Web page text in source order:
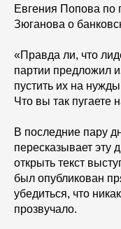
Евгения Попова по
Зюганова о
«Правда ли, что
партии предложил
пустить их на
Что вы так пугаете
В последние пару
пересказывает эту
открыть текст
был опубликован
убедиться, что
прозвучало.